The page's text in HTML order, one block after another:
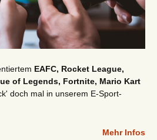
EAFC, Rocket League,
of Legends, Fortnite, Mario Kart
doch mal in unserem E-Sport-
Mehr Infos